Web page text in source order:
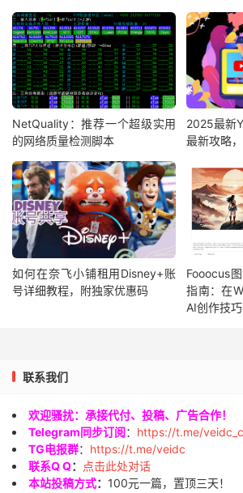
NetQuality：推荐一个超级实用
的网络质量检测脚本
2025最新
最新攻略
如何在奈飞小铺租用Disney+账
号详细教程，附独家优惠码
Fooocus
指南：在
AI创作技巧
联系我们
欢迎骚扰：承接代付、投稿、广告合作！
Telegram同步订阅： https://t.me/
TG电报群： https://t.me/veidc
联系Q Q：
点击此处对话
本站投稿方式： 100元一篇，置顶三天！